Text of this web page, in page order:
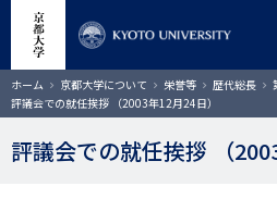
コ
ン
テ
ン
ツ
サイト内検索
ホーム 京都大学について 栄誉等 歴代総長
評議会での就任挨拶 （2003年12月24日）
評議会での就任挨拶 （